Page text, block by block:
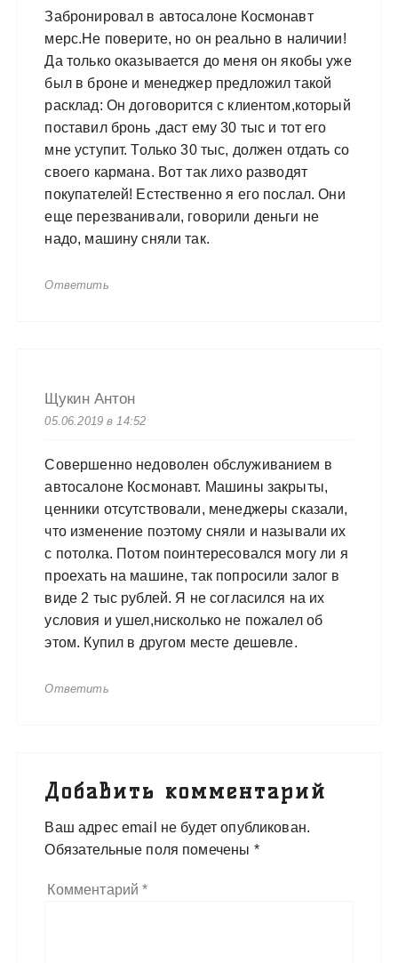
Забронировал в автосалоне Космонавт
мерс.Не поверите, но он реально в наличии!
Да только оказывается до меня он якобы уже
был в броне и менеджер предложил такой
расклад: Он договорится с клиентом,который
поставил бронь ,даст ему 30 тыс и тот его
мне уступит. Только 30 тыс, должен отдать со
своего кармана. Вот так лихо разводят
покупателей! Естественно я его послал. Они
еще перезванивали, говорили деньги не
надо, машину сняли так.
Ответить
Щукин Антон
05.06.2019 в 14:52
Совершенно недоволен обслуживанием в
автосалоне Космонавт. Машины закрыты,
ценники отсутствовали, менеджеры сказали,
что изменение поэтому сняли и называли их
с потолка. Потом поинтересовался могу ли я
проехать на машине, так попросили залог в
виде 2 тыс рублей. Я не согласился на их
условия и ушел,нисколько не пожалел об
этом. Купил в другом месте дешевле.
Ответить
Добавить комментарий
Ваш адрес email не будет опубликован.
Обязательные поля помечены *
Комментарий*